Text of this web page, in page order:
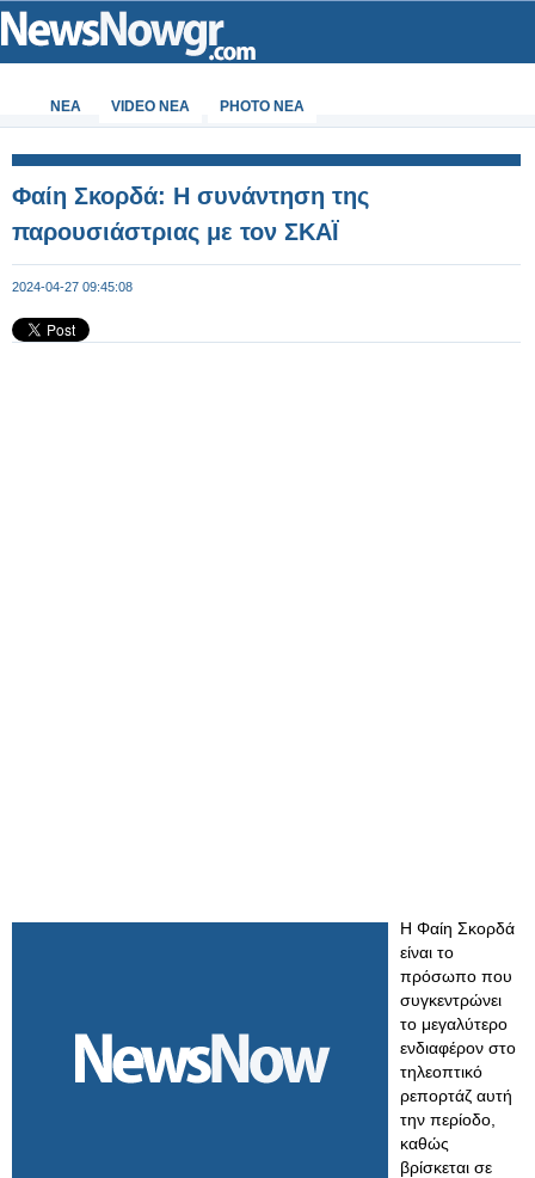
ΝΕΑ VIDEO NEA PHOTO NEA
Φαίη Σκορδά: Η συνάντηση της
παρουσιάστριας με τον ΣΚΑΪ
2024-04-27 09:45:08
Η Φαίη Σκορδά
είναι το
πρόσωπο που
συγκεντρώνει
το μεγαλύτερο
ενδιαφέρον στο
τηλεοπτικό
ρεπορτάζ αυτή
την περίοδο,
καθώς
βρίσκεται σε